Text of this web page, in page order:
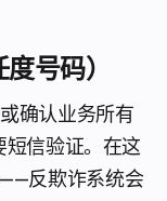
号码）
确认业务所有
信验证。在这
反欺诈系统会